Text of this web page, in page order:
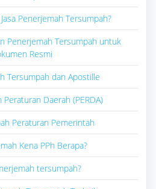
Penerjemah Tersumpah?
Penerjemah Tersumpah untuk
Resmi
Tersumpah dan Apostille
Peraturan Daerah (PERDA)
Peraturan Pemerintah
Kena PPh Berapa?
tersumpah?